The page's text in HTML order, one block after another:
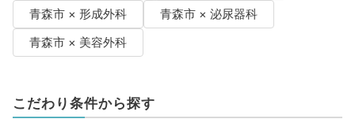
青森市 × 形成外科
青森市 × 泌尿器科
青森市 × 美容外科
こだわり条件から探す